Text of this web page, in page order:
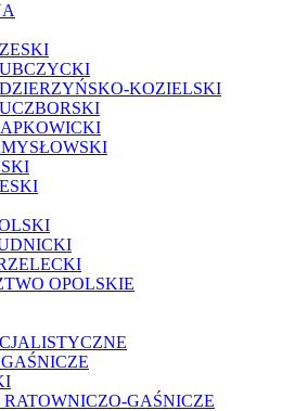
KOZIELSKI
OPOLSKIE
GAŚNICZE